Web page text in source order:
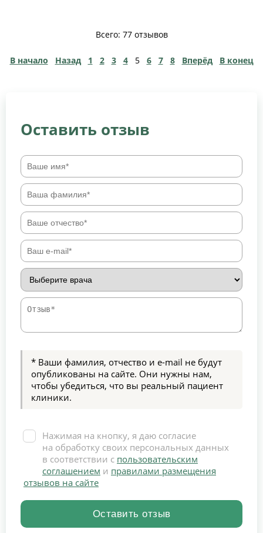
Всего: 77 отзывов
В начало Назад 1 2 3 4 5 6 7 8 Вперёд В конец
Оставить отзыв
* Ваши фамилия, отчество и e-mail не будут
опубликованы на сайте. Они нужны нам,
чтобы убедиться, что вы реальный пациент
клиники.
Нажимая на кнопку, я даю согласие
на обработку своих персональных данных
в соответствии с пользовательским
соглашением и правилами размещения
отзывов на сайте